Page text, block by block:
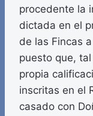
procedente la
dictada en el
de las Fincas
puesto que,
propia
inscritas en el
casado con